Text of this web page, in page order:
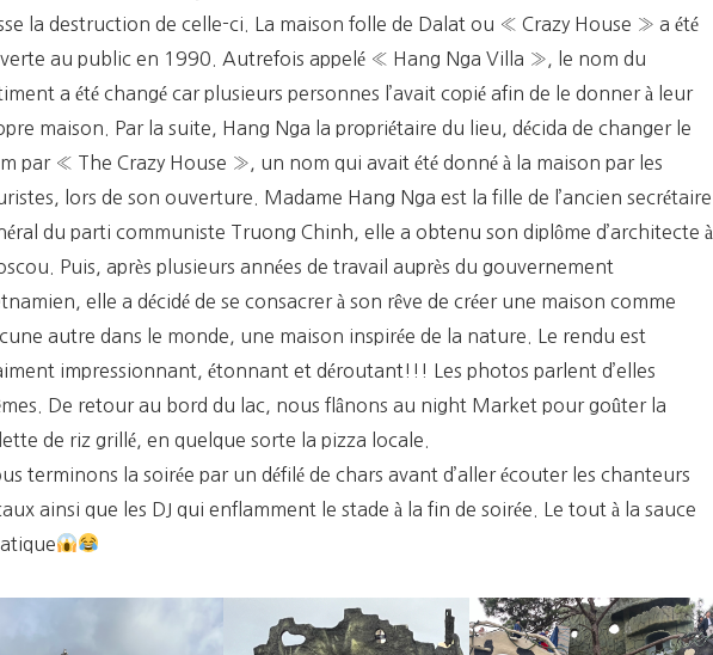
la destruction de celle-ci. La maison folle de Dalat ou « Crazy House » a été
au public en 1990. Autrefois appelé « Hang Nga Villa », le nom du
a été changé car plusieurs personnes l’avait copié afin de le donner à leur
maison. Par la suite, Hang Nga la propriétaire du lieu, décida de changer le
par « The Crazy House », un nom qui avait été donné à la maison par les
lors de son ouverture. Madame Hang Nga est la fille de l’ancien secrétaire
du parti communiste Truong Chinh, elle a obtenu son diplôme d’architecte à
Puis, après plusieurs années de travail auprès du gouvernement
elle a décidé de se consacrer à son rêve de créer une maison comme
autre dans le monde, une maison inspirée de la nature. Le rendu est
impressionnant, étonnant et déroutant!!! Les photos parlent d’elles
De retour au bord du lac, nous flânons au night Market pour goûter la
de riz grillé, en quelque sorte la pizza locale.
terminons la soirée par un défilé de chars avant d’aller écouter les chanteurs
ainsi que les DJ qui enflamment le stade à la fin de soirée. Le tout à la sauce